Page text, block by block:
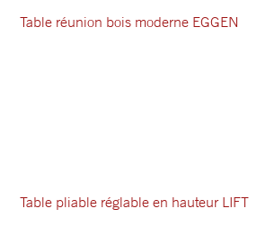
Table réunion bois moderne EGGEN
Table pliable réglable en hauteur LIFT